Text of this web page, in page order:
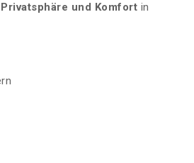
Privatsphäre und Komfort in